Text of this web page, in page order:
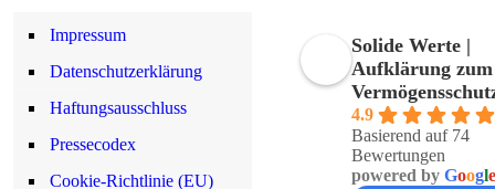
Impressum
Datenschutzerklärung
Haftungsausschluss
Pressecodex
Cookie-Richtlinie (EU)
Solide Werte |
Aufklärung zum
4.9
Basierend auf 74
Bewertungen
powered by Google